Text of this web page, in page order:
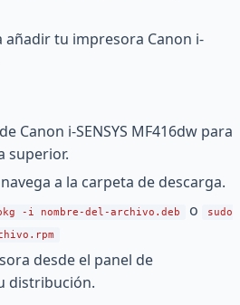
añadir tu impresora Canon i-
Canon i-SENSYS MF416dw para
superior.
a la carpeta de descarga.
-i nombre-del-archivo.deb o
sudo
desde el panel de
distribución.